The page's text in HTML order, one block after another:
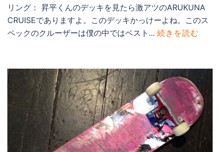
リング： 昇平くんのデッキを見たら激アツのARUKUNA
CRUISEでありますよ。このデッキかっけーよね。このス
ペックのクルーザーは僕の中ではベスト... 続きを読む